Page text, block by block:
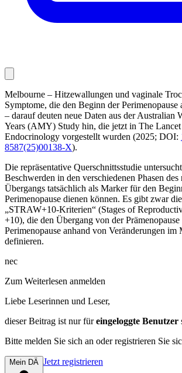
Melbourne – Hitzewallungen und vaginale
Symptome, die den Beginn der Perimenopause
– darauf deuten neue Daten aus der Australian
Years (AMY) Study hin, die jetzt in The
Endocrinology vorgestellt wurden (2025; DOI:
8587(25)00138-X).
Die repräsentative Querschnittsstudie
Beschwerden in den verschiedenen Phasen des
Übergangs tatsächlich als Marker für den
Perimenopause dienen können. Es gibt zwar
„STRAW+10-Kriterien“ (Stages of
+10), die den Übergang von der
Perimenopause anhand von Veränderungen im
definieren.
nec
Zum Weiterlesen anmelden
Liebe Leserinnen und Leser,
dieser Beitrag ist nur füreingeloggte Benutzer
Bitte melden Sie sich an oder registrieren Sie
Mein DÄ Jetzt registrieren